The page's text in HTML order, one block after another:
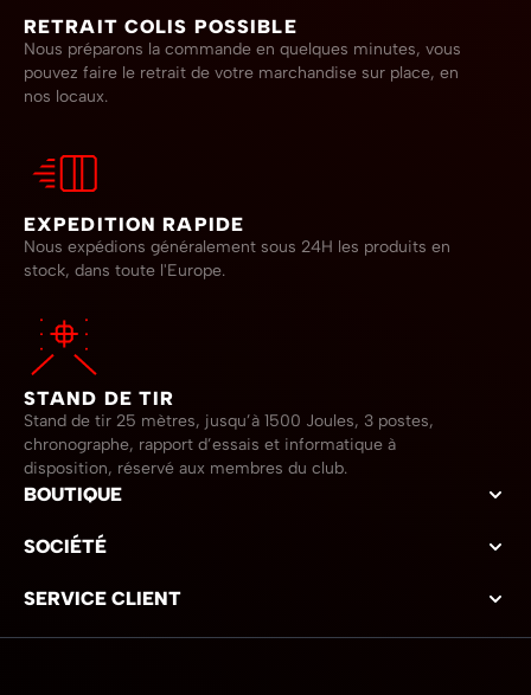
RETRAIT COLIS POSSIBLE
Nous préparons la commande en quelques minutes, vous
pouvez faire le retrait de votre marchandise sur place, en
nos locaux.
EXPEDITION RAPIDE
Nous expédions généralement sous 24H les produits en
stock, dans toute l'Europe.
STAND DE TIR
Stand de tir 25 mètres, jusqu’à 1500 Joules, 3 postes,
chronographe, rapport d’essais et informatique à
disposition, réservé aux membres du club.
BOUTIQUE
SOCIÉTÉ
SERVICE CLIENT